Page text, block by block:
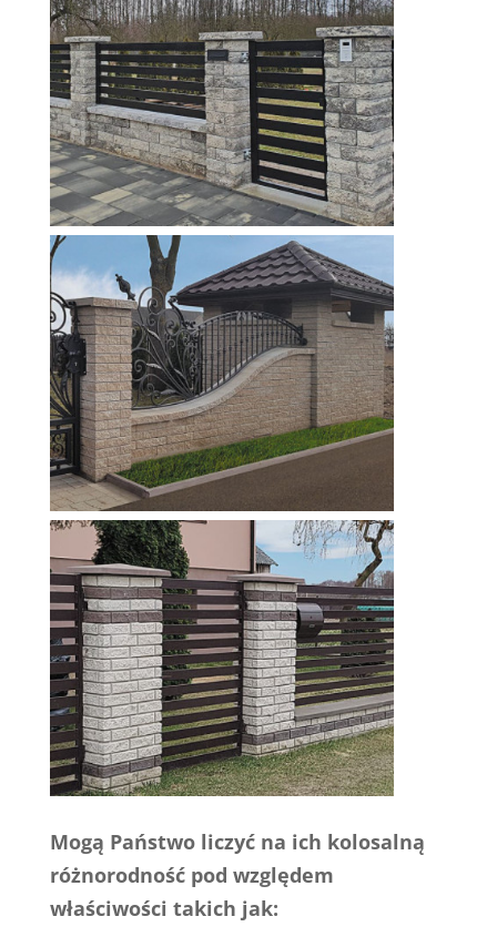
Mogą Państwo liczyć na ich kolosalną
różnorodność pod względem
właściwości takich jak: